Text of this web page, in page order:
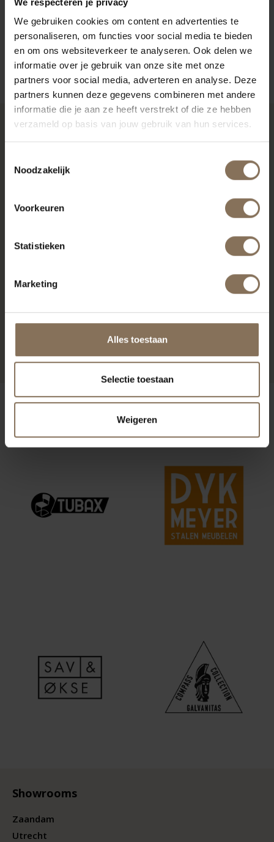
We gebruiken cookies om content en advertenties te
personaliseren, om functies voor social media te bieden
en om ons websiteverkeer te analyseren. Ook delen we
informatie over je gebruik van onze site met onze
partners voor social media, adverteren en analyse. Deze
partners kunnen deze gegevens combineren met andere
informatie die je aan ze heeft verstrekt of die ze hebben
verzameld op basis van jouw gebruik van hun services.
Noodzakelijk
Voorkeuren
Statistieken
Marketing
Alles toestaan
Selectie toestaan
Weigeren
AFMETINGEN
ZAKELIJK
RECENT BEKEKEN
ONZE MERKEN
Showrooms
Zaandam
Utrecht